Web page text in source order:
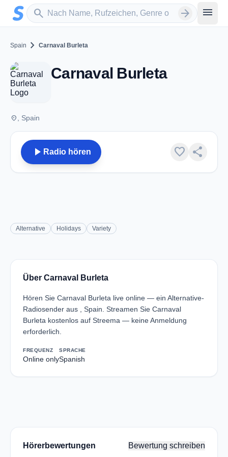
Zum Hauptinhalt springen
search
Sender suchen arrow_forward menu
Spain chevron_right Carnaval Burleta
Carnaval Burleta
place , Spain
play_arrow Radio hören favorite share
Alternative Holidays Variety
Über Carnaval Burleta
Hören Sie Carnaval Burleta live online — ein Alternative-
Radiosender aus , Spain. Streamen Sie Carnaval
Burleta kostenlos auf Streema — keine Anmeldung
erforderlich.
FREQUENZ
Online only
SPRACHE
Spanish
Hörerbewertungen Bewertung schreiben